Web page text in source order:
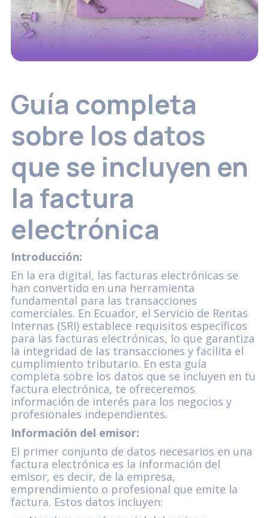
Guía completa
sobre los datos
que se incluyen en
la factura
electrónica
Introducción:
En la era digital, las facturas electrónicas se
han convertido en una herramienta
fundamental para las transacciones
comerciales. En Ecuador, el Servicio de Rentas
Internas (SRI) establece requisitos específicos
para las facturas electrónicas, lo que garantiza
la integridad de las transacciones y facilita el
cumplimiento tributario. En esta guía
completa sobre los datos que se incluyen en tu
factura electrónica, te ofreceremos
información de interés para los negocios y
profesionales independientes.
Información del emisor:
El primer conjunto de datos necesarios en una
factura electrónica es la información del
emisor, es decir, de la empresa,
emprendimiento o profesional que emite la
factura. Estos datos incluyen: